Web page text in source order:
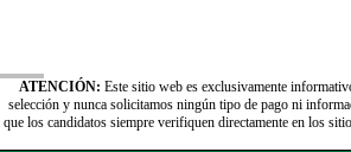
ATENCIÓN: Este sitio web es exclusivamente
selección y nunca solicitamos ningún tipo de pago ni
que los candidatos siempre verifiquen directamente en los